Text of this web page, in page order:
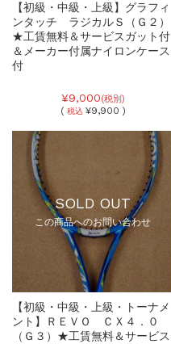
【初級・中級・上級】グラフィ
ンタッチ ラジカルＳ（Ｇ２）
★工賃無料＆サービスガット付
＆メーカー付属ナイロンケース
付
¥9,000(税別)
( 税込 ¥9,900 )
SOLD OUT
この商品へのお問い合わせ
【初級・中級・上級・トーナメ
ント】ＲＥＶＯ ＣＸ４．０
（Ｇ３）★工賃無料＆サービス